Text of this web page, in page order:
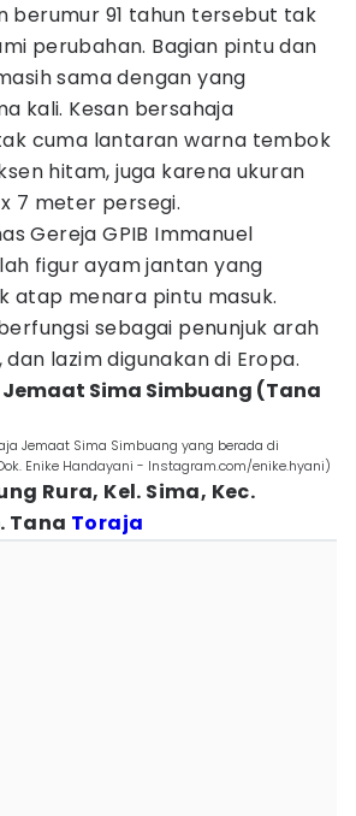
berumur 91 tahun tersebut tak
perubahan. Bagian pintu dan
sama dengan yang
kali. Kesan bersahaja
cuma lantaran warna tembok
hitam, juga karena ukuran
7 meter persegi.
Gereja GPIB Immanuel
figur ayam jantan yang
atap menara pintu masuk.
sebagai penunjuk arah
lazim digunakan di Eropa.
Jemaat Sima Simbuang (Tana
Jemaat Sima Simbuang yang berada di
Enike Handayani - Instagram.com/enike.hyani)
Rura, Kel. Sima, Kec.
Tana Toraja